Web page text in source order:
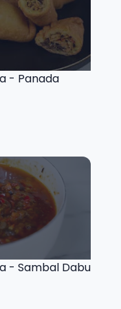
- Panada
- Sambal Dabu